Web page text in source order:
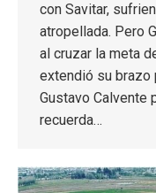
con Savitar,
atropellada. Pero
al cruzar la meta
extendió su brazo
Gustavo Calvente
recuerda…